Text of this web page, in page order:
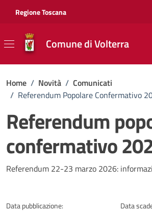
Regione Toscana
Comune di Volterra
Home / Novità / Comunicati
/ Referendum Popolare Confermativo
Referendum
confermativo
Dettagli della notizia
Referendum 22-23 marzo 2026:
Data pubblicazione:
Data